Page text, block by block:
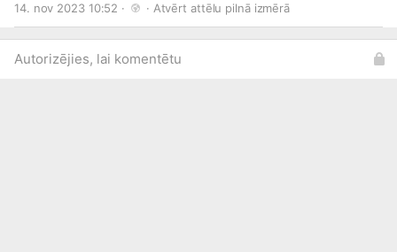
14. nov 2023 10:52 · · Atvērt attēlu pilnā izmērā
Autorizējies, lai komentētu